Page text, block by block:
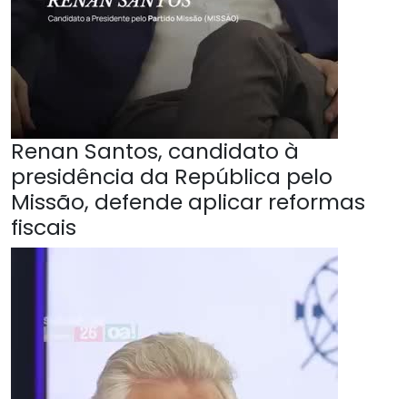
Renan Santos, candidato à
presidência da República pelo
Missão, defende aplicar reformas
fiscais